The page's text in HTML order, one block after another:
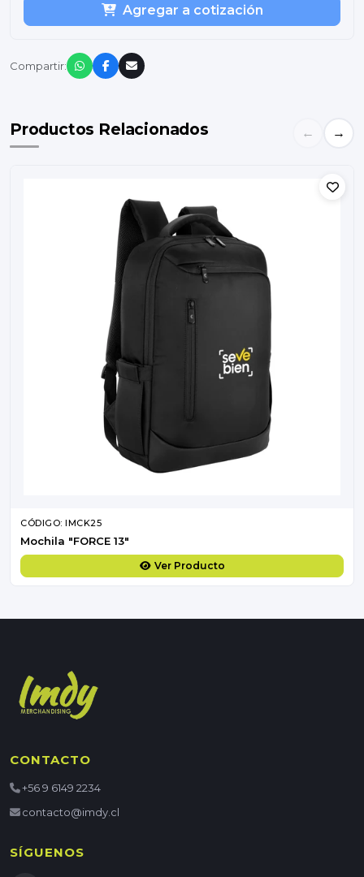
Agregar a cotización
Compartir:
Productos Relacionados ← →
CÓDIGO: IMCK25
Mochila "FORCE 13"
Ver Producto
CONTACTO
+56 9 6149 2234
contacto@imdy.cl
SÍGUENOS